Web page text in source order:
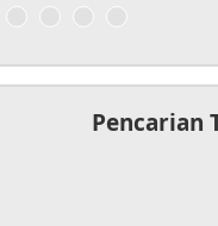
Pencarian